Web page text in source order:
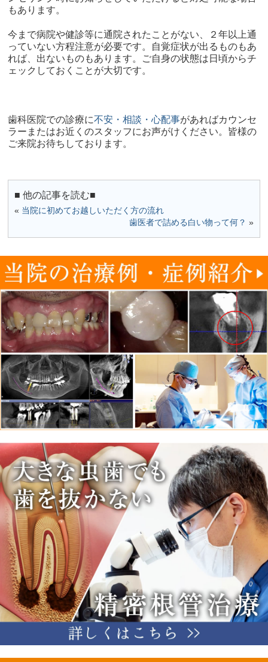
もあります。
今まで病院や健診等に通院されたことがない、２年以上通
っていない方程注意が必要です。自覚症状が出るものもあ
れば、出ないものもあります。ご自身の状態は日頃からチ
ェックしておくことが大切です。
歯科医院での診療に不安・相談・心配事があればカウンセ
ラーまたはお近くのスタッフにお声がけください。皆様の
ご来院お待ちしております。​
■ 他の記事を読む■
« 当院に初めてお越しいただく方の流れ
歯医者で詰める白い物って何？ »